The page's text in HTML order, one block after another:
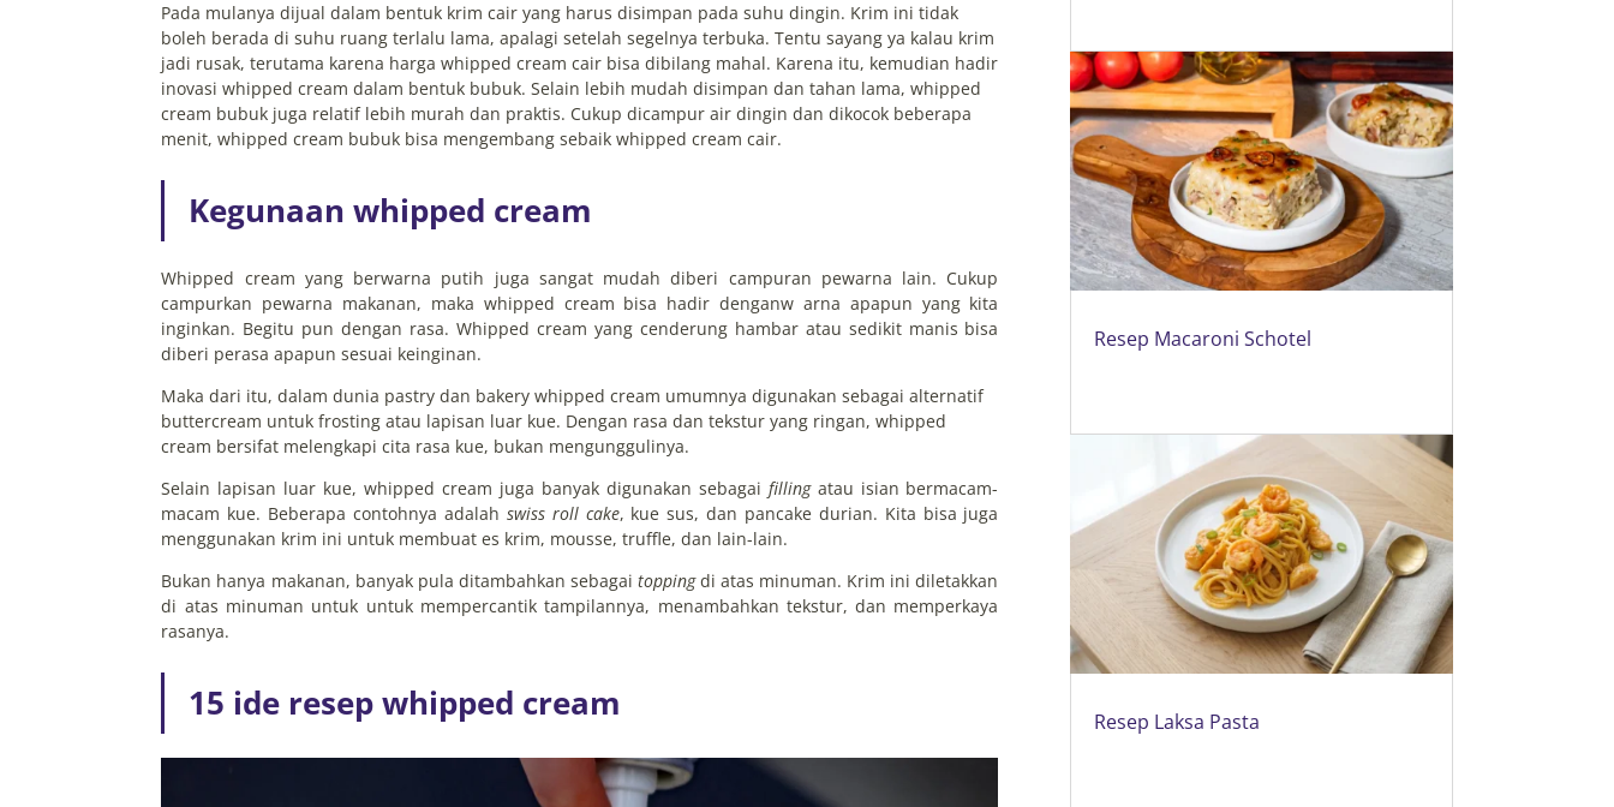
Pada mulanya dijual dalam bentuk krim cair yang harus disimpan pada suhu dingin. Krim ini tidak
boleh berada di suhu ruang terlalu lama, apalagi setelah segelnya terbuka. Tentu sayang ya kalau krim
jadi rusak, terutama karena harga whipped cream cair bisa dibilang mahal. Karena itu, kemudian hadir
inovasi whipped cream dalam bentuk bubuk. Selain lebih mudah disimpan dan tahan lama, whipped
cream bubuk juga relatif lebih murah dan praktis. Cukup dicampur air dingin dan dikocok beberapa
menit, whipped cream bubuk bisa mengembang sebaik whipped cream cair.
Kegunaan whipped cream
Whipped cream yang berwarna putih juga sangat mudah diberi campuran pewarna lain. Cukup
campurkan pewarna makanan, maka whipped cream bisa hadir denganw arna apapun yang kita
inginkan. Begitu pun dengan rasa. Whipped cream yang cenderung hambar atau sedikit manis bisa
diberi perasa apapun sesuai keinginan.
Maka dari itu, dalam dunia pastry dan bakery whipped cream umumnya digunakan sebagai alternatif
buttercream untuk frosting atau lapisan luar kue. Dengan rasa dan tekstur yang ringan, whipped
cream bersifat melengkapi cita rasa kue, bukan mengunggulinya.
Selain lapisan luar kue, whipped cream juga banyak digunakan sebagai fillingatau isian bermacam-
macam kue. Beberapa contohnya adalah swiss roll cake, kue sus, dan pancake durian. Kita bisa juga
menggunakan krim ini untuk membuat es krim, mousse, truffle, dan lain-lain.
Bukan hanya makanan, banyak pula ditambahkan sebagai toppingdi atas minuman. Krim ini diletakkan
di atas minuman untuk untuk mempercantik tampilannya, menambahkan tekstur, dan memperkaya
rasanya.
15 ide resep whipped cream
Resep Macaroni Schotel
Resep Laksa Pasta